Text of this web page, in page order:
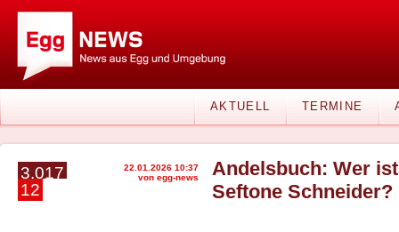
AKTUELL TERMINE
3.017
12
22.01.2026 10:37
von egg-news
Andelsbuch: Wer
Seftone Schneider?